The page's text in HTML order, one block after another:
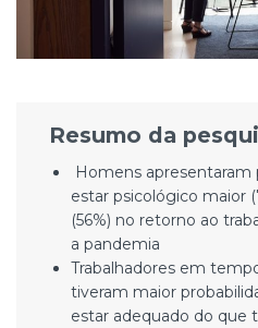
Resumo da
Homens
estar psicológico maior
(56%) no retorno ao
a pandemia
Trabalhadores em
tiveram maior
estar adequado do que